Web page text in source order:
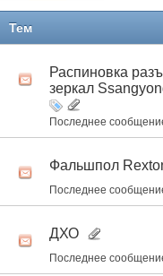
Тем
Распиновка
зеркал
Последнее
Фальшпол
Последнее
ДХО
Последнее